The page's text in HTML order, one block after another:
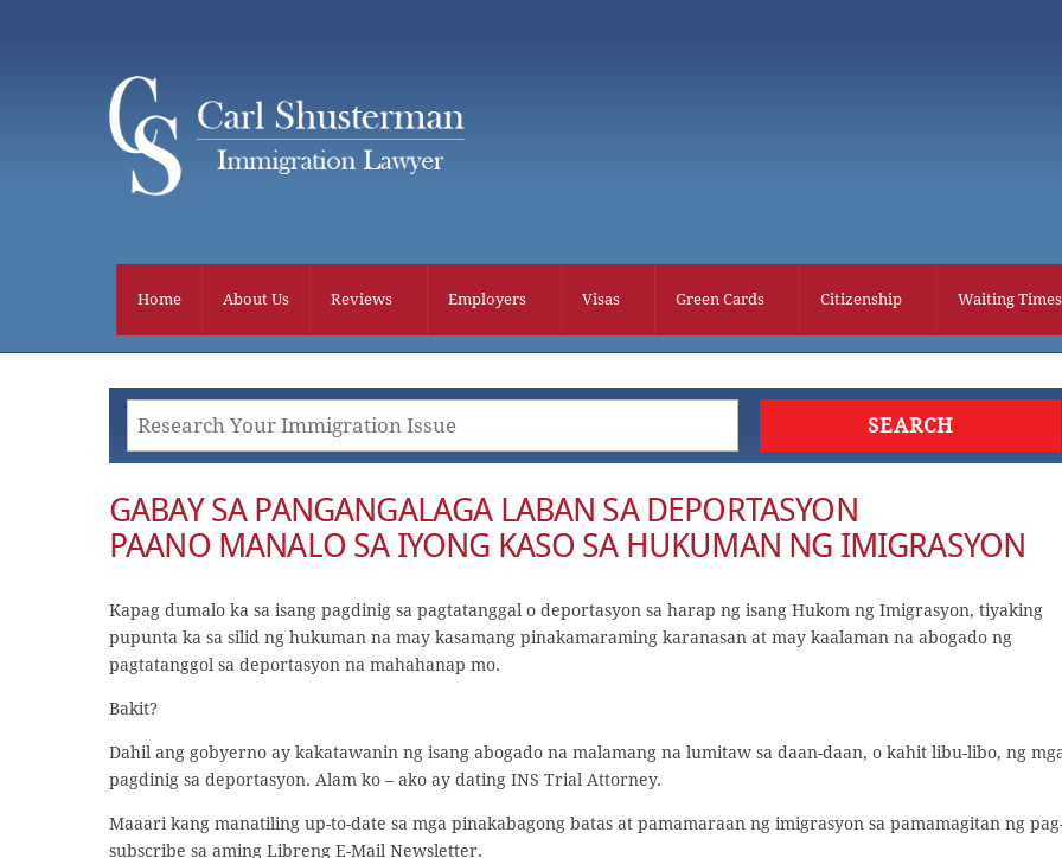
Home About Us Reviews Employers Visas Green Cards Citizenship Waiting Times
GABAY SA PANGANGALAGA LABAN SA DEPORTASYON
PAANO MANALO SA IYONG KASO SA HUKUMAN NG IMIGRASYON
Kapag dumalo ka sa isang pagdinig sa pagtatanggal o deportasyon sa harap ng isang Hukom ng Imigrasyon, tiyaking
pupunta ka sa silid ng hukuman na may kasamang pinakamaraming karanasan at may kaalaman na abogado ng
pagtatanggol sa deportasyon na mahahanap mo.
Bakit?
Dahil ang gobyerno ay kakatawanin ng isang abogado na malamang na lumitaw sa daan-daan, o kahit libu-libo, ng
pagdinig sa deportasyon. Alam ko – ako ay dating INS Trial Attorney.
Maaari kang manatiling up-to-date sa mga pinakabagong batas at pamamaraan ng imigrasyon sa pamamagitan ng
subscribe sa aming Libreng E-Mail Newsletter.